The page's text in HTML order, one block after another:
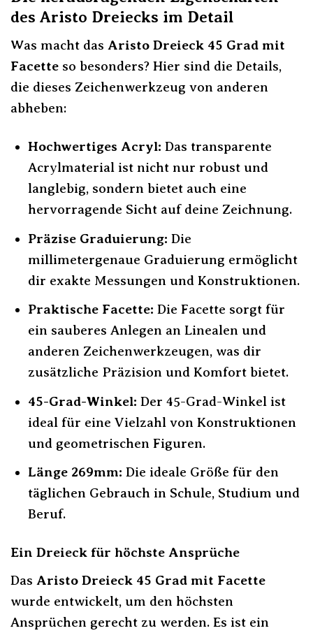
des Aristo Dreiecks im Detail
Was macht das Aristo Dreieck 45 Grad mit
Facette so besonders? Hier sind die Details,
die dieses Zeichenwerkzeug von anderen
abheben:
Hochwertiges Acryl: Das transparente
Acrylmaterial ist nicht nur robust und
langlebig, sondern bietet auch eine
hervorragende Sicht auf deine Zeichnung.
Präzise Graduierung: Die
millimetergenaue Graduierung ermöglicht
dir exakte Messungen und Konstruktionen.
Praktische Facette: Die Facette sorgt für
ein sauberes Anlegen an Linealen und
anderen Zeichenwerkzeugen, was dir
zusätzliche Präzision und Komfort bietet.
45-Grad-Winkel: Der 45-Grad-Winkel ist
ideal für eine Vielzahl von Konstruktionen
und geometrischen Figuren.
Länge 269mm: Die ideale Größe für den
täglichen Gebrauch in Schule, Studium und
Beruf.
Ein Dreieck für höchste Ansprüche
Das Aristo Dreieck 45 Grad mit Facette
wurde entwickelt, um den höchsten
Ansprüchen gerecht zu werden. Es ist ein